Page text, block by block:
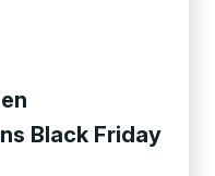
Black Friday